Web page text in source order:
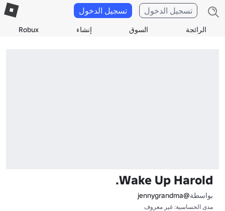
الرائجة السوق إنشاء Robux
تسجيل الدخول تسجيل الدخول
Wake Up Harold.
بواسطة@jennygrandma
مدى الحساسية: غير معروف